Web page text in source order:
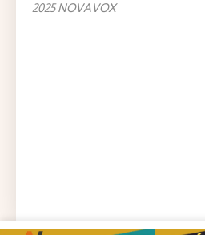
2025 NOVAVOX